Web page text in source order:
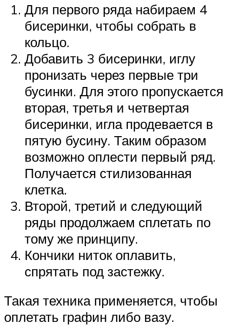
Для первого ряда набираем 4
бисеринки, чтобы собрать в
кольцо.
Добавить 3 бисеринки, иглу
пронизать через первые три
бусинки. Для этого пропускается
вторая, третья и четвертая
бисеринки, игла продевается в
пятую бусину. Таким образом
возможно оплести первый ряд.
Получается стилизованная
клетка.
Второй, третий и следующий
ряды продолжаем сплетать по
тому же принципу.
Кончики ниток оплавить,
спрятать под застежку.
Такая техника применяется, чтобы
оплетать графин либо вазу.